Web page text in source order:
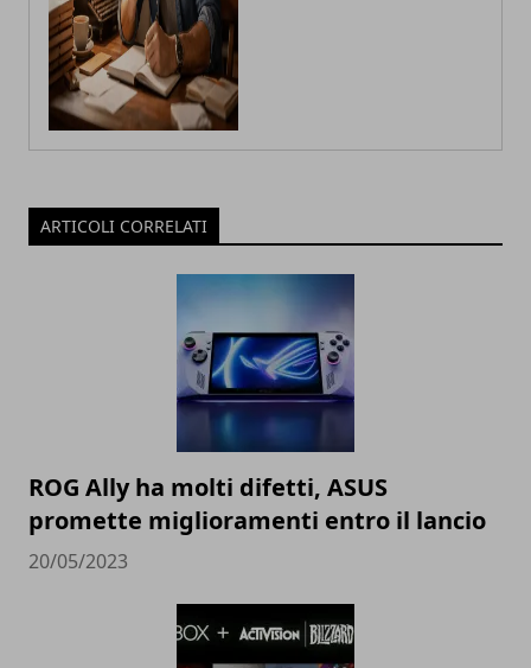
ARTICOLI CORRELATI
ROG Ally ha molti difetti, ASUS
promette miglioramenti entro il lancio
20/05/2023